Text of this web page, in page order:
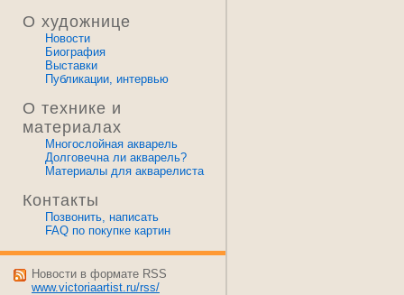
О художнице
Новости
Биография
Выставки
Публикации, интервью
О технике и
материалах
Многослойная акварель
Долговечна ли акварель?
Материалы для акварелиста
Контакты
Позвонить, написать
FAQ по покупке картин
Новости в формате RSS
www.victoriaartist.ru/rss/